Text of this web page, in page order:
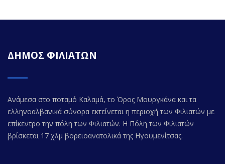
ΔΗΜΟΣ ΦΙΛΙΑΤΩΝ
Ανάμεσα στο ποταμό Καλαμά, το Όρος Μουργκάνα και τα
ελληνοαλβανικά σύνορα εκτείνεται η περιοχή των Φιλιατών με
επίκεντρο την πόλη των Φιλιατών. Η Πόλη των Φιλιατών
βρίσκεται 17 χλμ βορειοανατολικά της Ηγουμενίτσας.